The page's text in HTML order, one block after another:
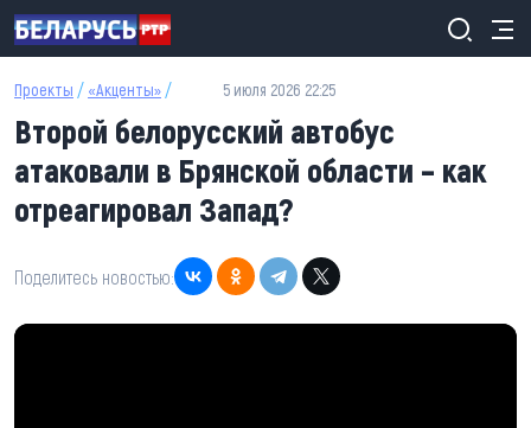
Перейти к основному содержанию
Проекты / «Акценты» / 5 июля 2026 22:25
Второй белорусский автобус
атаковали в Брянской области – как
отреагировал Запад?
Поделитесь новостью: